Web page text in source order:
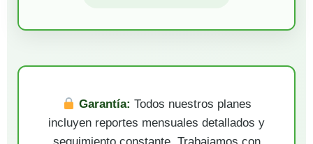
Garantía: Todos nuestros planes
incluyen reportes mensuales detallados y